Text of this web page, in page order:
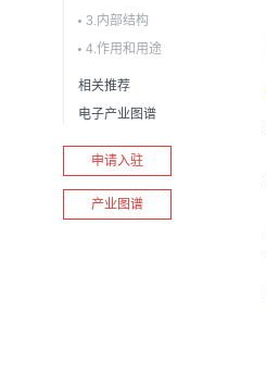
3.内部结构
4.作用和用途
相关推荐
电子产业图谱
申请入驻
产业图谱